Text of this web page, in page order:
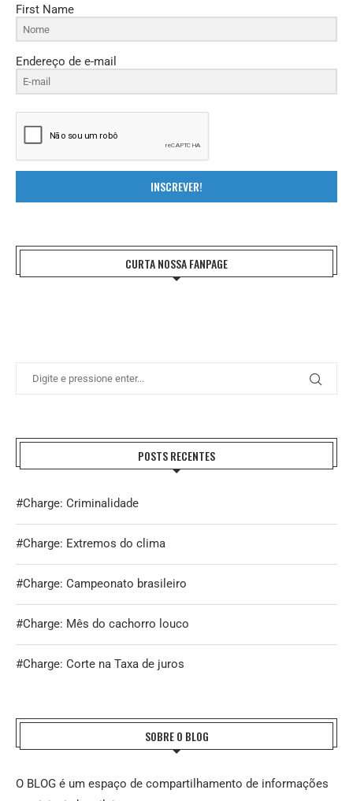
First Name
Endereço de e-mail
INSCREVER!
CURTA NOSSA FANPAGE
POSTS RECENTES
#Charge: Criminalidade
#Charge: Extremos do clima
#Charge: Campeonato brasileiro
#Charge: Mês do cachorro louco
#Charge: Corte na Taxa de juros
SOBRE O BLOG
O BLOG é um espaço de compartilhamento de informações